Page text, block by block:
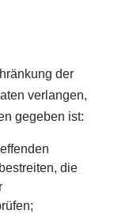
der
verlangen,
gegeben ist:
die